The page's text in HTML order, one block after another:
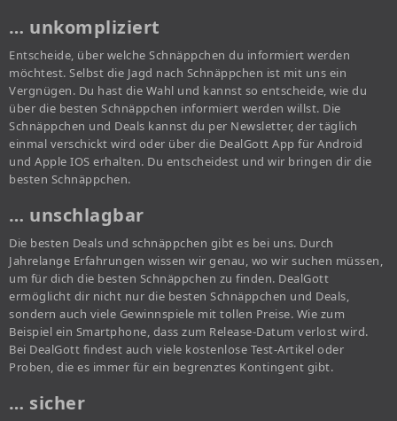
… unkompliziert
Entscheide, über welche Schnäppchen du informiert werden
möchtest. Selbst die Jagd nach Schnäppchen ist mit uns ein
Vergnügen. Du hast die Wahl und kannst so entscheide, wie du
über die besten Schnäppchen informiert werden willst. Die
Schnäppchen und Deals kannst du per Newsletter, der täglich
einmal verschickt wird oder über die DealGott App für Android
und Apple IOS erhalten. Du entscheidest und wir bringen dir die
besten Schnäppchen.
… unschlagbar
Die besten Deals und schnäppchen gibt es bei uns. Durch
Jahrelange Erfahrungen wissen wir genau, wo wir suchen müssen,
um für dich die besten Schnäppchen zu finden. DealGott
ermöglicht dir nicht nur die besten Schnäppchen und Deals,
sondern auch viele Gewinnspiele mit tollen Preise. Wie zum
Beispiel ein Smartphone, dass zum Release-Datum verlost wird.
Bei DealGott findest auch viele kostenlose Test-Artikel oder
Proben, die es immer für ein begrenztes Kontingent gibt.
… sicher